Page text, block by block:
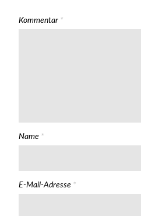
Kommentar *
Name *
E-Mail-Adresse *